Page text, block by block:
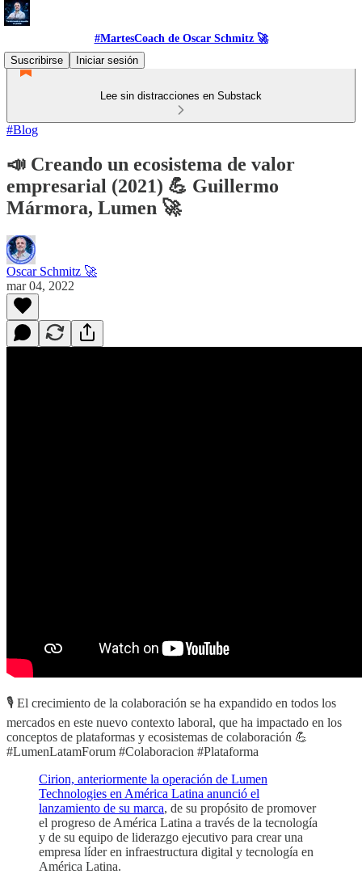
#MartesCoach de Oscar Schmitz 🚀
Suscribirse
Iniciar sesión
Lee sin distracciones en Substack
#Blog
📣 Creando un ecosistema de valor
empresarial (2021) 💪 Guillermo
Mármora, Lumen 🚀
Oscar Schmitz 🚀
mar 04, 2022
🎙️ El crecimiento de la colaboración se ha expandido en todos los
mercados en este nuevo contexto laboral, que ha impactado en los
conceptos de plataformas y ecosistemas de colaboración 💪
#LumenLatamForum #Colaboracion #Plataforma
Cirion, anteriormente la operación de Lumen
Technologies en América Latina anunció el
lanzamiento de su marca, de su propósito de promover
el progreso de América Latina a través de la tecnología
y de su equipo de liderazgo ejecutivo para crear una
empresa líder en infraestructura digital y tecnología en
América Latina.